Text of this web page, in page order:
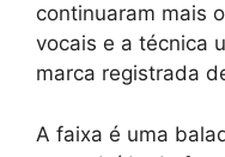
continuaram mais
vocais e a técnica
marca registrada
A faixa é uma